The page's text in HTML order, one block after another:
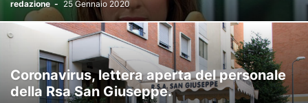
redazione - 25 Gennaio 2020
Coronavirus, lettera aperta del personale
della Rsa San Giuseppe.